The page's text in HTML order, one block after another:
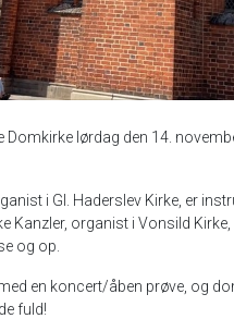
Domkirke lørdag den 14.
i Gl. Haderslev Kirke, er
Kanzler, organist i Vonsild Kirke,
og op.
en koncert/åben prøve, og
fuld!